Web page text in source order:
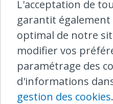
Fin des
les trains
L'acceptation de
garantit
optimal de notre
modifier vos
paramétrage des
d'informations
gestion des cookies.